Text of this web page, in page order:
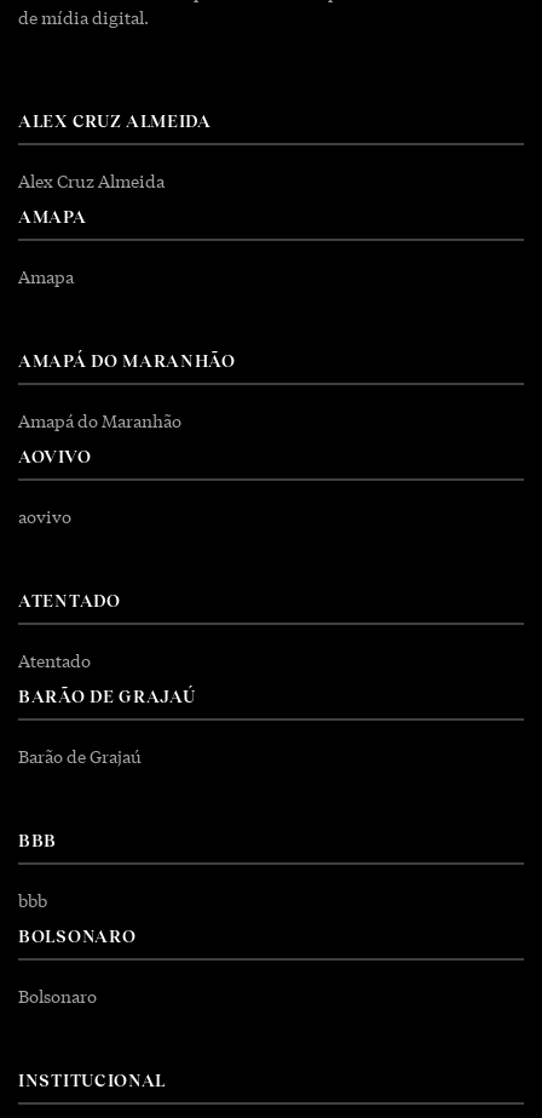
de mídia digital.
ALEX CRUZ ALMEIDA
Alex Cruz Almeida
AMAPA
Amapa
AMAPÁ DO MARANHÃO
Amapá do Maranhão
AOVIVO
aovivo
ATENTADO
Atentado
BARÃO DE GRAJAÚ
Barão de Grajaú
BBB
bbb
BOLSONARO
Bolsonaro
INSTITUCIONAL